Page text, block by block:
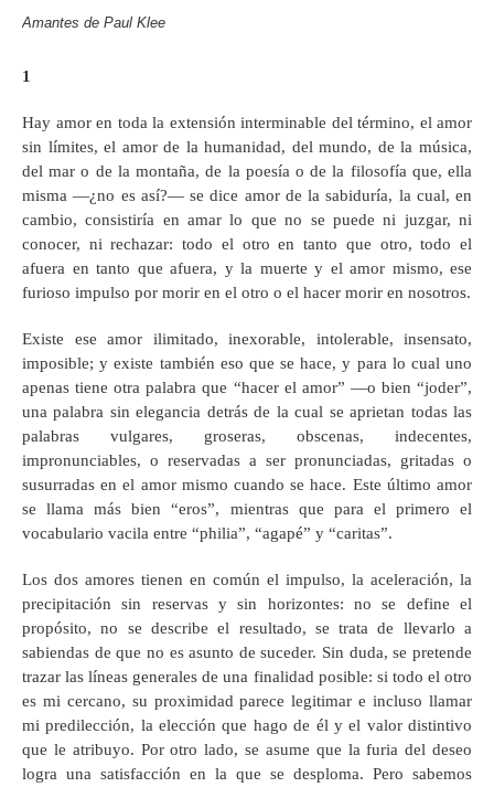
Amantes de Paul Klee
1
Hay amor en toda la extensión interminable del término, el amor
sin límites, el amor de la humanidad, del mundo, de la música,
del mar o de la montaña, de la poesía o de la filosofía que, ella
misma —¿no es así?— se dice amor de la sabiduría, la cual, en
cambio, consistiría en amar lo que no se puede ni juzgar, ni
conocer, ni rechazar: todo el otro en tanto que otro, todo el
afuera en tanto que afuera, y la muerte y el amor mismo, ese
furioso impulso por morir en el otro o el hacer morir en nosotros.
Existe ese amor ilimitado, inexorable, intolerable, insensato,
imposible; y existe también eso que se hace, y para lo cual uno
apenas tiene otra palabra que “hacer el amor” —o bien “joder”,
una palabra sin elegancia detrás de la cual se aprietan todas las
palabras vulgares, groseras, obscenas, indecentes,
impronunciables, o reservadas a ser pronunciadas, gritadas o
susurradas en el amor mismo cuando se hace. Este último amor
se llama más bien “eros”, mientras que para el primero el
vocabulario vacila entre “philia”, “agapé” y “caritas”.
Los dos amores tienen en común el impulso, la aceleración, la
precipitación sin reservas y sin horizontes: no se define el
propósito, no se describe el resultado, se trata de llevarlo a
sabiendas de que no es asunto de suceder. Sin duda, se pretende
trazar las líneas generales de una finalidad posible: si todo el otro
es mi cercano, su proximidad parece legitimar e incluso llamar
mi predilección, la elección que hago de él y el valor distintivo
que le atribuyo. Por otro lado, se asume que la furia del deseo
logra una satisfacción en la que se desploma. Pero sabemos